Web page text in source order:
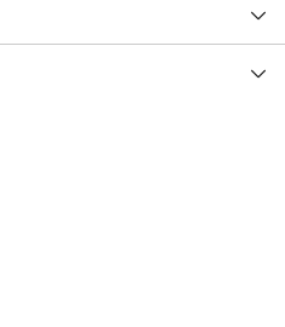
5000016865